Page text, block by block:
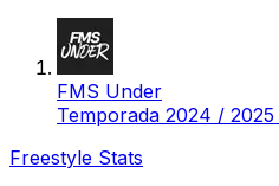
FMS Under
Temporada 2024 /
Freestyle Stats